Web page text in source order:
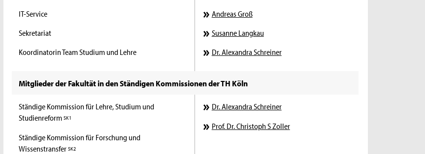
IT-Service
Sekretariat
Koordinatorin Team Studium und Lehre
Andreas Groß
Susanne Langkau
Dr. Alexandra Schreiner
Mitglieder der Fakultät in den Ständigen Kommissionen der TH Köln
Ständige Kommission für Lehre, Studium und
StudienreformSK1
Ständige Kommission für Forschung und
WissenstransferSK2
Dr. Alexandra Schreiner
Prof. Dr. Christoph S Zoller